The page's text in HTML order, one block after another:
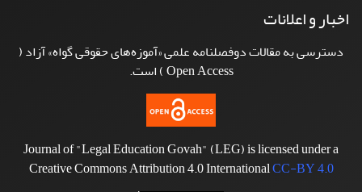
اخبار و اعلانات
دسترسی به مقالات دوفصلنامه علمی «آموزه‌های حقوقی گواه» آزاد (
Open Access ) است.
Journal of "Legal Education Govah" (LEG) is licensed under a
Creative Commons Attribution 4.0 InternationalCC-BY 4.0